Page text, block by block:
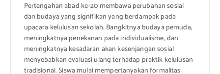
Pertengahan abad ke-20 membawa perubahan sosial
dan budaya yang signifikan yang berdampak pada
upacara kelulusan sekolah. Bangkitnya budaya pemuda,
meningkatnya penekanan pada individualisme, dan
meningkatnya kesadaran akan kesenjangan sosial
menyebabkan evaluasi ulang terhadap praktik kelulusan
tradisional. Siswa mulai mempertanyakan formalitas